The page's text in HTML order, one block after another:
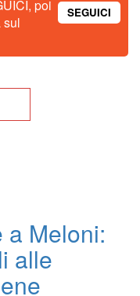
poi
sul
SEGUICI
a Meloni:
alle